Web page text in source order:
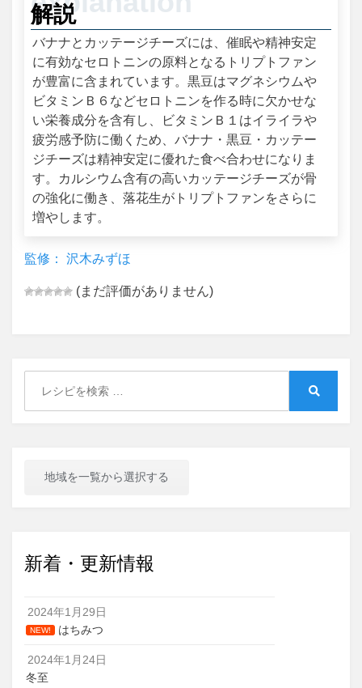
解説
バナナとカッテージチーズには、催眠や精神安定
に有効なセロトニンの原料となるトリプトファン
が豊富に含まれています。黒豆はマグネシウムや
ビタミンＢ６などセロトニンを作る時に欠かせな
い栄養成分を含有し、ビタミンＢ１はイライラや
疲労感予防に働くため、バナナ・黒豆・カッテー
ジチーズは精神安定に優れた食べ合わせになりま
す。カルシウム含有の高いカッテージチーズが骨
の強化に働き、落花生がトリプトファンをさらに
増やします。
監修： 沢木みずほ
(まだ評価がありません)
地域を一覧から選択する
新着・更新情報
2024年1月29日
NEW! はちみつ
2024年1月24日
冬至